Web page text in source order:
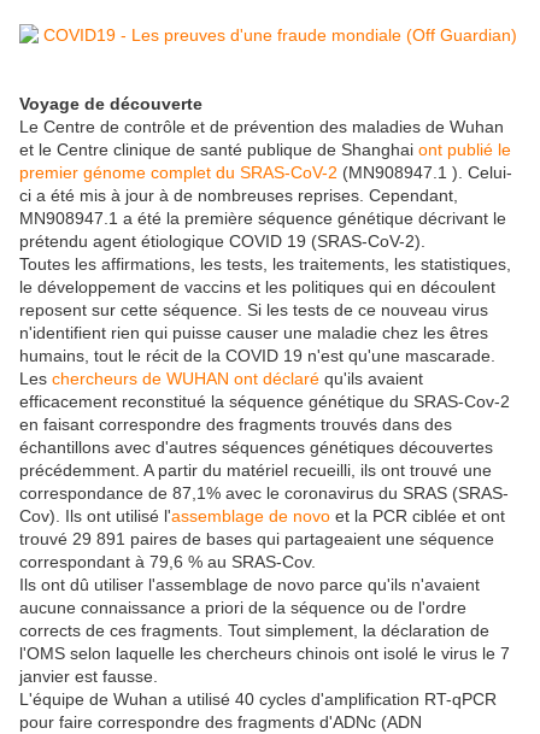
Voyage de découverte
Le Centre de contrôle et de prévention des maladies de Wuhan
et le Centre clinique de santé publique de Shanghai ont publié le
premier génome complet du SRAS-CoV-2 (MN908947.1 ). Celui-
ci a été mis à jour à de nombreuses reprises. Cependant,
MN908947.1 a été la première séquence génétique décrivant le
prétendu agent étiologique COVID 19 (SRAS-CoV-2).
Toutes les affirmations, les tests, les traitements, les statistiques,
le développement de vaccins et les politiques qui en découlent
reposent sur cette séquence. Si les tests de ce nouveau virus
n'identifient rien qui puisse causer une maladie chez les êtres
humains, tout le récit de la COVID 19 n'est qu'une mascarade.
Les chercheurs de WUHAN ont déclaré qu'ils avaient
efficacement reconstitué la séquence génétique du SRAS-Cov-2
en faisant correspondre des fragments trouvés dans des
échantillons avec d'autres séquences génétiques découvertes
précédemment. A partir du matériel recueilli, ils ont trouvé une
correspondance de 87,1% avec le coronavirus du SRAS (SRAS-
Cov). Ils ont utilisé l'assemblage de novo et la PCR ciblée et ont
trouvé 29 891 paires de bases qui partageaient une séquence
correspondant à 79,6 % au SRAS-Cov.
Ils ont dû utiliser l'assemblage de novo parce qu'ils n'avaient
aucune connaissance a priori de la séquence ou de l'ordre
corrects de ces fragments. Tout simplement, la déclaration de
l'OMS selon laquelle les chercheurs chinois ont isolé le virus le 7
janvier est fausse.
L'équipe de Wuhan a utilisé 40 cycles d'amplification RT-qPCR
pour faire correspondre des fragments d'ADNc (ADN